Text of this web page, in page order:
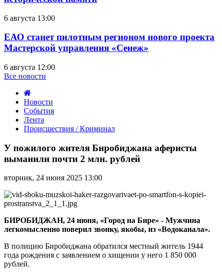
6 августа 13:00
ЕАО станет пилотным регионом нового проекта
Мастерской управления «Сенеж»
6 августа 12:00
Все новости
Новости
События
Лента
Происшествия / Криминал
пожилого
Биробиджана
выманили
почти
2
млн.
рублей
У пожилого жителя Биробиджана аферисты
выманили почти 2 млн. рублей
вторник, 24 июня 2025 13:00
БИРОБИДЖАН, 24 июня, «Город на Бире» - Мужчина
легкомысленно поверил звонку, якобы, из «Водоканала».
В полицию Биробиджана обратился местный житель 1944
года рождения с заявлением о хищении у него 1 850 000
рублей.